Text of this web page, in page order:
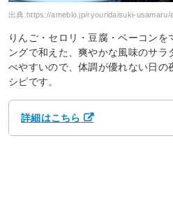
出典:https://ameblo.jp/ryouridaisuki-usamaru/
りんご・セロリ・豆腐・ベーコン
ングで和えた、爽やかな風味のサラ
べやすいので、体調が優れない日の
シピです。
詳細はこちら